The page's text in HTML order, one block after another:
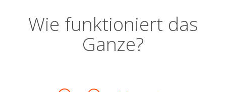
Wie funktioniert das
Ganze?